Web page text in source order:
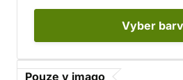
Vyber
Pouze v imago